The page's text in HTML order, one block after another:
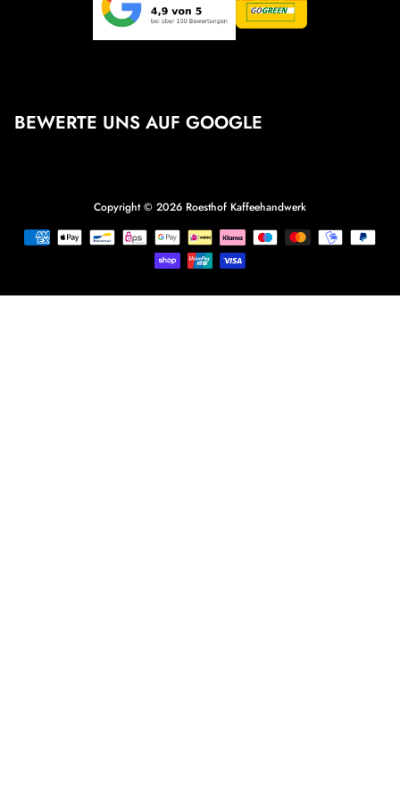
BEWERTE UNS AUF GOOGLE
Copyright © 2026 Roesthof Kaffeehandwerk
Zahlungsmethoden